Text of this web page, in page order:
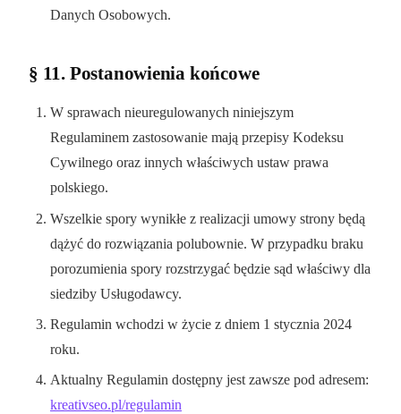
Danych Osobowych.
§ 11. Postanowienia końcowe
W sprawach nieuregulowanych niniejszym
Regulaminem zastosowanie mają przepisy Kodeksu
Cywilnego oraz innych właściwych ustaw prawa
polskiego.
Wszelkie spory wynikłe z realizacji umowy strony będą
dążyć do rozwiązania polubownie. W przypadku braku
porozumienia spory rozstrzygać będzie sąd właściwy dla
siedziby Usługodawcy.
Regulamin wchodzi w życie z dniem 1 stycznia 2024
roku.
Aktualny Regulamin dostępny jest zawsze pod adresem:
kreativseo.pl/regulamin